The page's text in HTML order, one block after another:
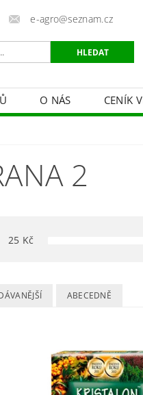
e-agro@seznam.cz
O NÁS CENÍK
POTŘEBY
2
25 Kč
ABECEDNĚ